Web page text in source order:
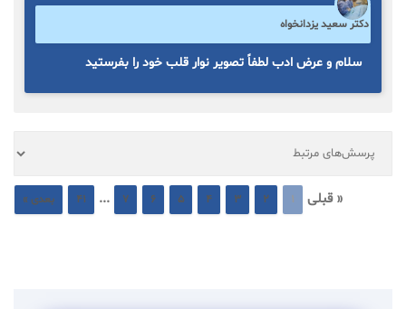
دکتر سعید یزدانخواه
سلام و عرض ادب لطفاً تصویر نوار قلب خود را بفرستید
« قبلی 1
2
3
4
5
6
7
...
41 بعدی »